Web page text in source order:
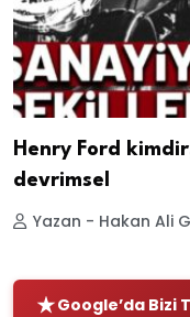
Henry Ford
devrimsel
Yazan - Hakan Ali
Google’da Bizi